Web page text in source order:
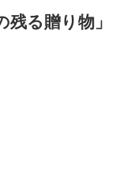
る贈り物」